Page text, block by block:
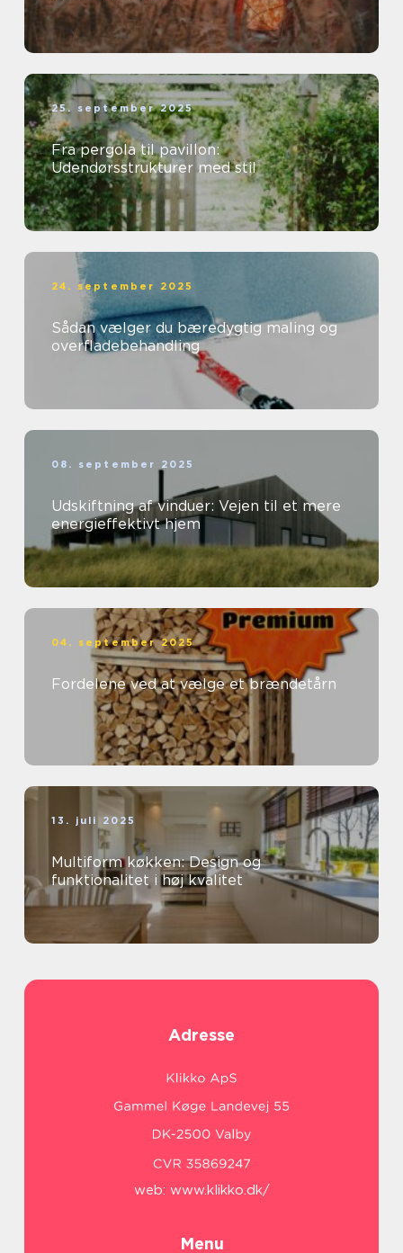
25. september 2025
Fra pergola til pavillon:
Udendørsstrukturer med stil
24. september 2025
Sådan vælger du bæredygtig maling og
overfladebehandling
08. september 2025
Udskiftning af vinduer: Vejen til et mere
energieffektivt hjem
04. september 2025
Fordelene ved at vælge et brændetårn
13. juli 2025
Multiform køkken: Design og
funktionalitet i høj kvalitet
Adresse
web: www.klikko.dk/
Menu